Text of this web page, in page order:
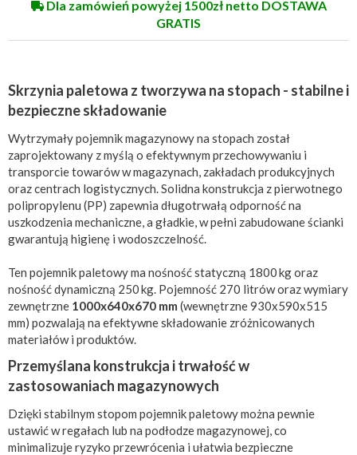
Dla zamówień powyżej 1500zł netto DOSTAWA
GRATIS
Skrzynia paletowa z tworzywa na stopach - stabilne i
bezpieczne składowanie
Wytrzymały pojemnik magazynowy na stopach został
zaprojektowany z myślą o efektywnym przechowywaniu i
transporcie towarów w magazynach, zakładach produkcyjnych
oraz centrach logistycznych. Solidna konstrukcja z pierwotnego
polipropylenu (PP) zapewnia długotrwałą odporność na
uszkodzenia mechaniczne, a gładkie, w pełni zabudowane ścianki
gwarantują higienę i wodoszczelność.
Ten pojemnik paletowy ma nośność statyczną 1800 kg oraz
nośność dynamiczną 250 kg. Pojemność 270 litrów oraz wymiary
zewnętrzne 1000x640x670 mm (wewnętrzne 930x590x515
mm) pozwalają na efektywne składowanie zróżnicowanych
materiałów i produktów.
Przemyślana konstrukcja i trwałość w
zastosowaniach magazynowych
Dzięki stabilnym stopom pojemnik paletowy można pewnie
ustawić w regałach lub na podłodze magazynowej, co
minimalizuje ryzyko przewrócenia i ułatwia bezpieczne